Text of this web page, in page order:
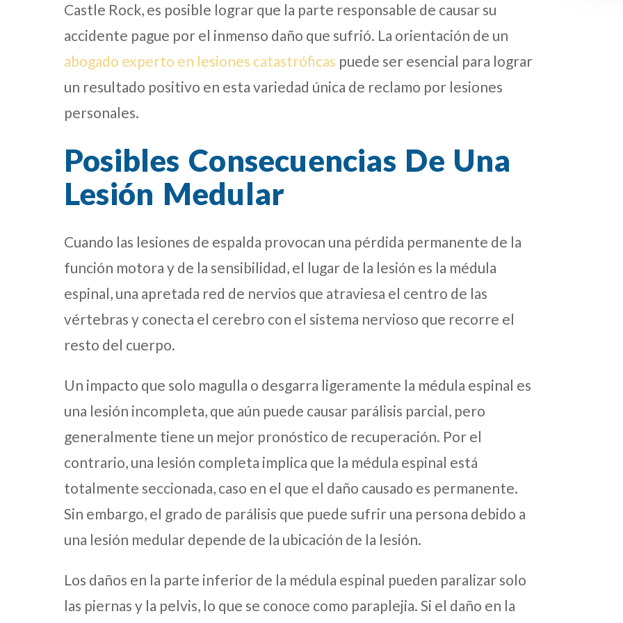
Castle Rock, es posible lograr que la parte responsable de causar su
accidente pague por el inmenso daño que sufrió. La orientación de un
abogado experto en lesiones catastróficas puede ser esencial para lograr
un resultado positivo en esta variedad única de reclamo por lesiones
personales.
Posibles Consecuencias De Una
Lesión Medular
Cuando las lesiones de espalda provocan una pérdida permanente de la
función motora y de la sensibilidad, el lugar de la lesión es la médula
espinal, una apretada red de nervios que atraviesa el centro de las
vértebras y conecta el cerebro con el sistema nervioso que recorre el
resto del cuerpo.
Un impacto que solo magulla o desgarra ligeramente la médula espinal es
una lesión incompleta, que aún puede causar parálisis parcial, pero
generalmente tiene un mejor pronóstico de recuperación. Por el
contrario, una lesión completa implica que la médula espinal está
totalmente seccionada, caso en el que el daño causado es permanente.
Sin embargo, el grado de parálisis que puede sufrir una persona debido a
una lesión medular depende de la ubicación de la lesión.
Los daños en la parte inferior de la médula espinal pueden paralizar solo
las piernas y la pelvis, lo que se conoce como paraplejia. Si el daño en la